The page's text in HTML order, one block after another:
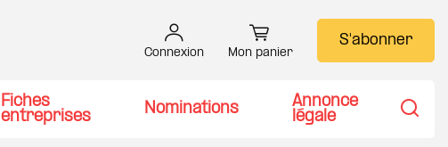
Connexion Mon panier
S'abonner
Fiches
entreprises
Nominations
Annonce
légale